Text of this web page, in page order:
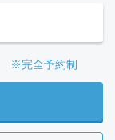
※完全予約制